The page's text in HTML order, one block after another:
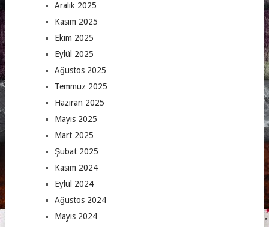
Aralık 2025
Kasım 2025
Ekim 2025
Eylül 2025
Ağustos 2025
Temmuz 2025
Haziran 2025
Mayıs 2025
Mart 2025
Şubat 2025
Kasım 2024
Eylül 2024
Ağustos 2024
Mayıs 2024